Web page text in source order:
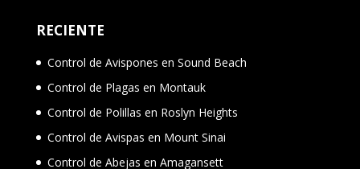
RECIENTE
Control de Avispones en Sound Beach
Control de Plagas en Montauk
Control de Polillas en Roslyn Heights
Control de Avispas en Mount Sinai
Control de Abejas en Amagansett